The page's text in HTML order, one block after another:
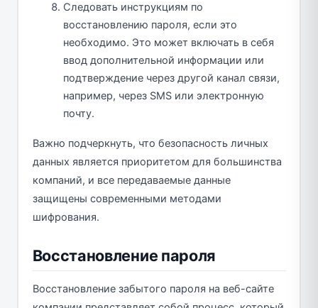
Следовать инструкциям по
восстановлению пароля, если это
необходимо. Это может включать в себя
ввод дополнительной информации или
подтверждение через другой канал связи,
например, через SMS или электронную
почту.
Важно подчеркнуть, что безопасность личных
данных является приоритетом для большинства
компаний, и все передаваемые данные
защищены современными методами
шифрования.
Восстановление пароля
Восстановление забытого пароля на веб-сайте